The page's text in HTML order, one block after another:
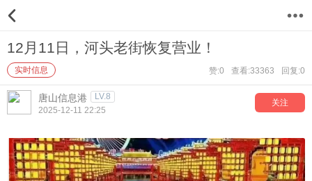
12月11日，河头老街恢复营业！
实时信息 赞:0 查看:33363 回复:0
唐山信息港 LV.8
关注
2025-12-11 22:25